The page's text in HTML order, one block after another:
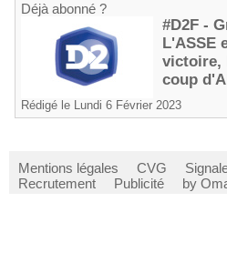
Déjà abonné ?
#D2F -
L'ASSE
victoire,
coup
Rédigé le Lundi 6 Février 2023
Mentions légales CVG
Recrutement
Publicité by